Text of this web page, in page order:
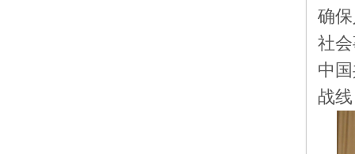
确
社
中
战